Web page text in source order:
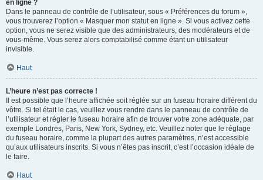
en ligne ?
Dans le panneau de contrôle de l’utilisateur, sous « Préférences du forum »,
vous trouverez l’option « Masquer mon statut en ligne ». Si vous activez cette
option, vous ne serez visible que des administrateurs, des modérateurs et de
vous-même. Vous serez alors comptabilisé comme étant un utilisateur
invisible.
Haut
L’heure n’est pas correcte !
Il est possible que l’heure affichée soit réglée sur un fuseau horaire différent du
vôtre. Si tel était le cas, veuillez vous rendre dans le panneau de contrôle de
l’utilisateur et régler le fuseau horaire afin de trouver votre zone adéquate, par
exemple Londres, Paris, New York, Sydney, etc. Veuillez noter que le réglage
du fuseau horaire, comme la plupart des autres paramètres, n’est accessible
qu’aux utilisateurs inscrits. Si vous n’êtes pas inscrit, c’est l’occasion idéale de
le faire.
Haut